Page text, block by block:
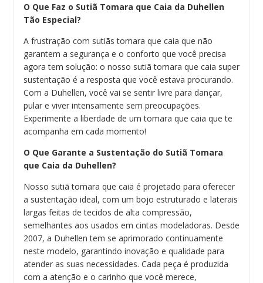
O Que Faz o Sutiã Tomara que Caia da Duhellen
Tão Especial?
A frustração com sutiãs tomara que caia que não
garantem a segurança e o conforto que você precisa
agora tem solução: o nosso sutiã tomara que caia super
sustentação é a resposta que você estava procurando.
Com a Duhellen, você vai se sentir livre para dançar,
pular e viver intensamente sem preocupações.
Experimente a liberdade de um tomara que caia que te
acompanha em cada momento!
O Que Garante a Sustentação do Sutiã Tomara
que Caia da Duhellen?
Nosso sutiã tomara que caia é projetado para oferecer
a sustentação ideal, com um bojo estruturado e laterais
largas feitas de tecidos de alta compressão,
semelhantes aos usados em cintas modeladoras. Desde
2007, a Duhellen tem se aprimorado continuamente
neste modelo, garantindo inovação e qualidade para
atender as suas necessidades. Cada peça é produzida
com a atenção e o carinho que você merece,